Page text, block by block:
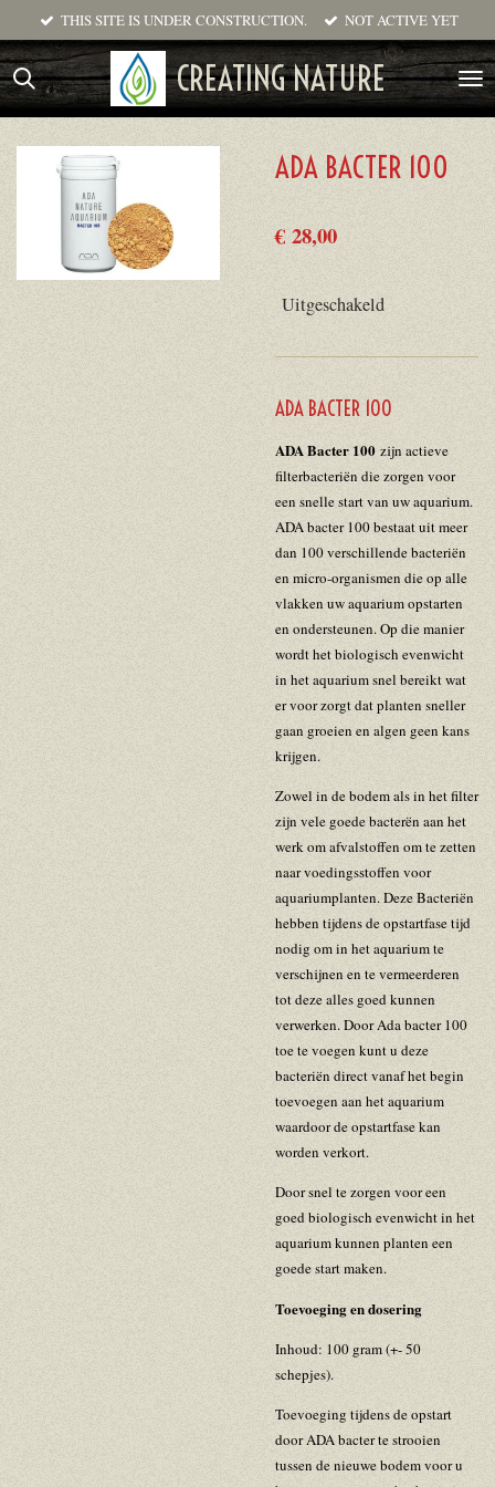
direct
naar
de
CREATING NATURE
THIS SITE IS UNDER CONSTRUCTION. NOT ACTIVE YET
ADA BACTER 100
€ 28,00
Uitgeschakeld
ADA BACTER 100
ADA Bacter 100 zijn actieve
filterbacteriën die zorgen voor
een snelle start van uw aquarium.
ADA bacter 100 bestaat uit meer
dan 100 verschillende bacteriën
en micro-organismen die op alle
vlakken uw aquarium opstarten
en ondersteunen. Op die manier
wordt het biologisch evenwicht
in het aquarium snel bereikt wat
er voor zorgt dat planten sneller
gaan groeien en algen geen kans
krijgen.
Zowel in de bodem als in het filter
zijn vele goede bacterën aan het
werk om afvalstoffen om te zetten
naar voedingsstoffen voor
aquariumplanten. Deze Bacteriën
hebben tijdens de opstartfase tijd
nodig om in het aquarium te
verschijnen en te vermeerderen
tot deze alles goed kunnen
verwerken. Door Ada bacter 100
toe te voegen kunt u deze
bacteriën direct vanaf het begin
toevoegen aan het aquarium
waardoor de opstartfase kan
worden verkort.
Door snel te zorgen voor een
goed biologisch evenwicht in het
aquarium kunnen planten een
goede start maken.
Toevoeging en dosering
Inhoud: 100 gram (+- 50
schepjes).
Toevoeging tijdens de opstart
door ADA bacter te strooien
tussen de nieuwe bodem voor u